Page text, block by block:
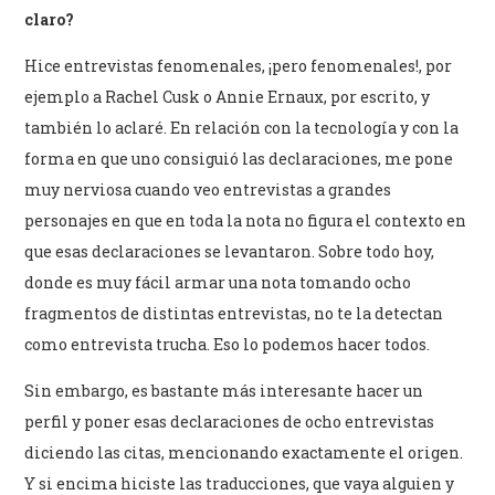
claro?
Hice entrevistas fenomenales, ¡pero fenomenales!, por
ejemplo a Rachel Cusk o Annie Ernaux, por escrito, y
también lo aclaré. En relación con la tecnología y con la
forma en que uno consiguió las declaraciones, me pone
muy nerviosa cuando veo entrevistas a grandes
personajes en que en toda la nota no figura el contexto en
que esas declaraciones se levantaron. Sobre todo hoy,
donde es muy fácil armar una nota tomando ocho
fragmentos de distintas entrevistas, no te la detectan
como entrevista trucha. Eso lo podemos hacer todos.
Sin embargo, es bastante más interesante hacer un
perfil y poner esas declaraciones de ocho entrevistas
diciendo las citas, mencionando exactamente el origen.
Y si encima hiciste las traducciones, que vaya alguien y